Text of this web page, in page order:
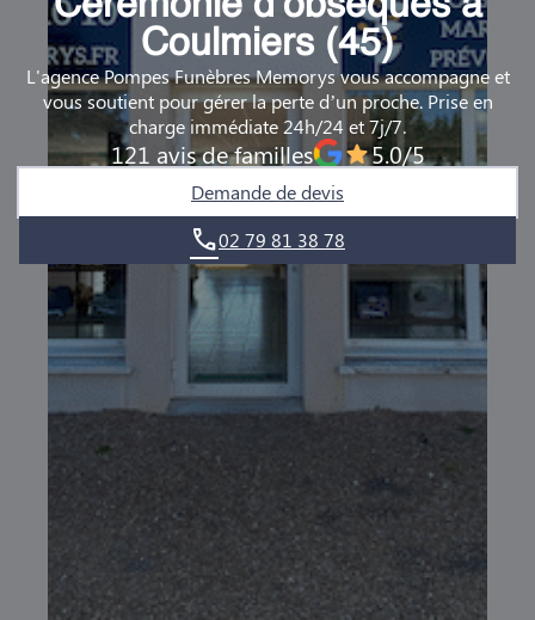
DEMANDE DE RENDEZ-VOUS EN AGENCE
QUI SOMMES-NOUS ?
NOUS REJOINDRE
Coulmiers (45)
L'agence Pompes Funèbres Memorys vous accompagne et
vous soutient pour gérer la perte d’un proche. Prise en
charge immédiate 24h/24 et 7j/7.
121 avis de familles 5.0/5
Demande de devis
02 79 81 38 78